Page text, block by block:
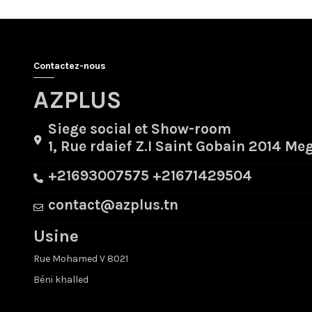
Contactez-nous
AZPLUS
Siege social et Show-room
1, Rue rdaief Z.I Saint Gobain 2014
+21693007575 +21671429504
contact@azplus.tn
Usine
Rue Mohamed V 8021
Béni khalled